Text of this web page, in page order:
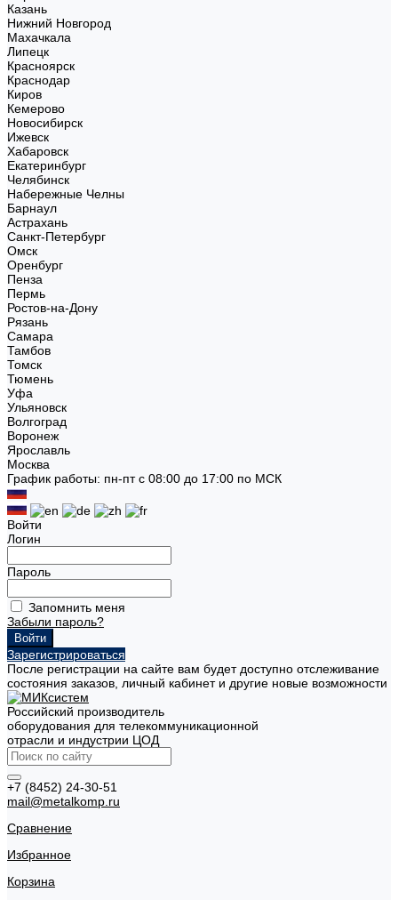
Казань
Нижний Новгород
Махачкала
Липецк
Красноярск
Краснодар
Киров
Кемерово
Новосибирск
Ижевск
Хабаровск
Екатеринбург
Челябинск
Набережные Челны
Барнаул
Астрахань
Санкт-Петербург
Омск
Оренбург
Пенза
Пермь
Ростов-на-Дону
Рязань
Самара
Тамбов
Томск
Тюмень
Уфа
Ульяновск
Волгоград
Воронеж
Ярославль
Москва
График работы: пн-пт с 08:00 до 17:00 по МСК
Войти
Логин
Пароль
Запомнить меня
Забыли пароль?
Зарегистрироваться
После регистрации на сайте вам будет доступно отслеживание
состояния заказов, личный кабинет и другие новые возможности
Российский производитель
оборудования для телекоммуникационной
отрасли и индустрии ЦОД
+7 (8452) 24-30-51
mail@metalkomp.ru
Сравнение
Избранное
Корзина